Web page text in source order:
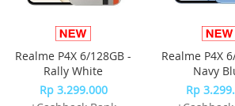
Garmin
Dark Bronze/Mulberry
Touchscreen
Realme P4X 6/128GB -
Rally White
Rp 3.299.000
Realme P4X
Navy
Rp